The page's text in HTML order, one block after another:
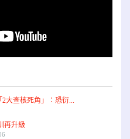
大查核死角」：恐衍...
再升級